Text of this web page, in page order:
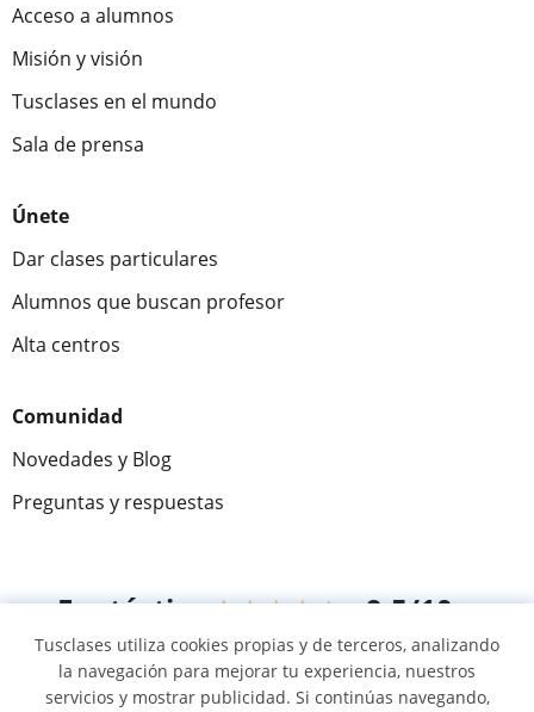
Acceso a alumnos
Misión y visión
Tusclases en el mundo
Sala de prensa
Únete
Dar clases particulares
Alumnos que buscan profesor
Alta centros
Comunidad
Novedades y Blog
Preguntas y respuestas
Fantástica★★★★★ 9,5/10
305915 opiniones de alumnos
Tusclases utiliza cookies propias y de terceros, analizando
la navegación para mejorar tu experiencia, nuestros
servicios y mostrar publicidad. Si continúas navegando,